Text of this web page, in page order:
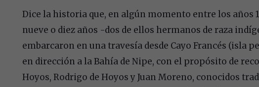
Dice la historia que, en algún momento entre los años
nueve o diez años -dos de ellos hermanos de raza
embarcaron en una travesía desde Cayo Francés (isla
en dirección a la Bahía de Nipe, con el propósito de
Hoyos, Rodrigo de Hoyos y Juan Moreno, conocidos